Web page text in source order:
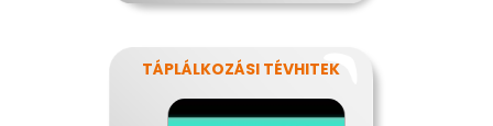
TÁPLÁLKOZÁSI TÉVHITEK